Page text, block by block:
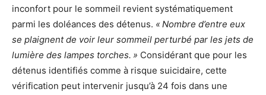
inconfort pour le sommeil revient systématiquement
parmi les doléances des détenus. « Nombre d’entre eux
se plaignent de voir leur sommeil perturbé par les jets de
lumière des lampes torches. » Considérant que pour les
détenus identifiés comme à risque suicidaire, cette
vérification peut intervenir jusqu’à 24 fois dans une